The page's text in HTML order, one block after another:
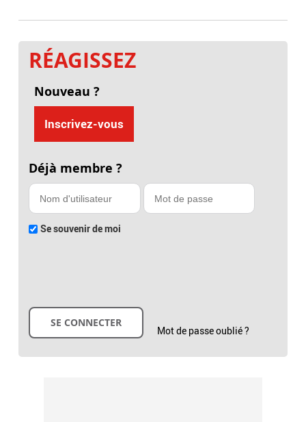
RÉAGISSEZ
Nouveau ?
Inscrivez-vous
Déjà membre ?
Se souvenir de moi
Mot de passe oublié ?